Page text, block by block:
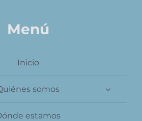
Menú
Inicio
somos
estamos